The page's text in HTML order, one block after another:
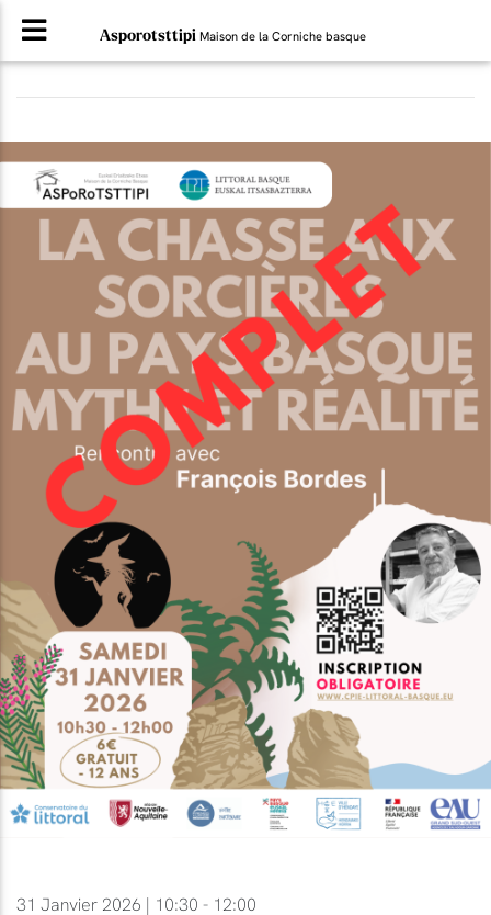
Asporotsttipi Maison de la Corniche basque
31 Janvier 2026 | 10:30 - 12:00